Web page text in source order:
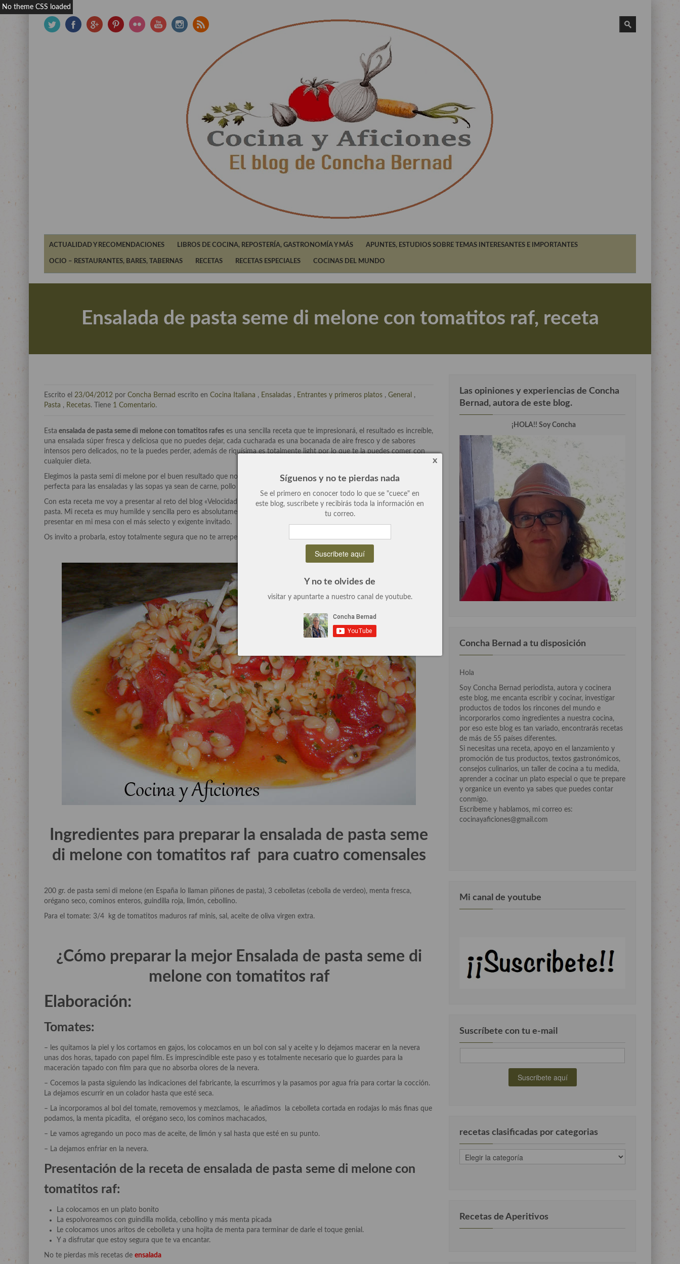
ACTUALIDAD Y RECOMENDACIONES LIBROS DE COCINA, REPOSTERÍA, GASTRONOMÍA Y MÁS APUNTES, ESTUDIOS SOBRE TEMAS INTERESANTES E IMPORTANTES
OCIO – RESTAURANTES, BARES, TABERNAS RECETAS RECETAS ESPECIALES COCINAS DEL MUNDO
Ensalada de pasta seme di melone con tomatitos raf, receta
Escrito el 23/04/2012 por Concha Bernad escrito en Cocina Italiana , Ensaladas , Entrantes y primeros platos , General
,
Pasta , Recetas. Tiene 1 Comentario.
Esta ensalada de pasta seme di melone con tomatitos rafes es una sencilla receta que te impresionará, el resultado es increíble,
una ensalada súper fresca y deliciosa que no puedes dejar, cada cucharada es una bocanada de aire fresco y de sabores
intensos pero delicados, no te la puedes perder, además de riquísima es totalmente light por lo que te la puedes comer con
cualquier dieta.
Elegimos la pasta semi di melone por el buen resultado que nos ha dado en otras elaboraciones y es que es una pasta
perfecta para las ensaladas y las sopas ya sean de carne, pollo o pescado.
Con esta receta me voy a presentar al reto del blog «Velocidad de cuchara», que nos han propuesto preparar una receta con
pasta. Mi receta es muy humilde y sencilla pero es absolutamente deliciosa, un entrante perfecto que yo no dudaría en
presentar en mi mesa con el más selecto y exigente invitado.
Os invito a probarla, estoy totalmente segura que no te arrepentirás de prepararla ya que es una de mis recetas preferidas.
Ingredientes para preparar la ensalada de pasta seme
di melone con tomatitos raf para cuatro comensales
200 gr. de pasta semi di melone (en España lo llaman piñones de pasta), 3 cebolletas (cebolla de verdeo), menta fresca,
orégano seco, cominos enteros, guindilla roja, limón, cebollino.
Para el tomate: 3/4 kg de tomatitos maduros raf minis, sal, aceite de oliva virgen extra.
¿Cómo preparar la mejor Ensalada de pasta seme di
melone con tomatitos raf
Elaboración:
Tomates:
– les quitamos la piel y los cortamos en gajos, los colocamos en un bol con sal y aceite y lo dejamos macerar en la nevera
unas dos horas, tapado con papel film. Es imprescindible este paso y es totalmente necesario que lo guardes para la
maceración tapado con film para que no absorba olores de la nevera.
– Cocemos la pasta siguiendo las indicaciones del fabricante, la escurrimos y la pasamos por agua fría para cortar la cocción.
La dejamos escurrir en un colador hasta que esté seca.
– La incorporamos al bol del tomate, removemos y mezclamos, le añadimos la cebolleta cortada en rodajas lo más finas que
podamos, la menta picadita, el orégano seco, los cominos machacados,
– Le vamos agregando un poco mas de aceite, de limón y sal hasta que esté en su punto.
– La dejamos enfriar en la nevera.
Presentación de la receta de ensalada de pasta seme di melone con
tomatitos raf:
La colocamos en un plato bonito
La espolvoreamos con guindilla molida, cebollino y más menta picada
Le colocamos unos aritos de cebolleta y una hojita de menta para terminar de darle el toque genial.
Y a disfrutar que estoy segura que te va encantar.
No te pierdas mis recetas de ensalada
Las opiniones y experiencias de Concha
Bernad, autora de este blog.
¡HOLA!! Soy Concha
Concha Bernad a tu disposición
Hola
Soy Concha Bernad periodista, autora y cocinera
este blog, me encanta escribir y cocinar, investigar
productos de todos los rincones del mundo e
incorporarlos como ingredientes a nuestra cocina,
por eso este blog es tan variado, encontrarás recetas
de más de 55 países diferentes.
Si necesitas una receta, apoyo en el lanzamiento y
promoción de tus productos, textos gastronómicos,
consejos culinarios, un taller de cocina a tu medida,
aprender a cocinar un plato especial o que te prepare
y organice un evento ya sabes que puedes contar
conmigo.
Escríbeme y hablamos, mi correo es:
cocinayaficiones@gmail.com
Mi canal de youtube
Suscríbete con tu e-mail
recetas clasificadas por categorias
recetas
clasificadas
Recetas de Aperitivos
x
Síguenos y no te pierdas nada
Se el primero en conocer todo lo que se "cuece" en
este blog, suscribete y recibirás toda la información en
tu correo.
Y no te olvides de
visitar y apuntarte a nuestro canal de youtube.
No theme CSS loaded